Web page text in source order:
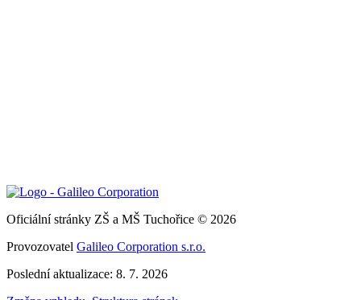
Oficiální stránky ZŠ a MŠ Tuchořice © 2026
Provozovatel Galileo Corporation s.r.o.
Poslední aktualizace: 8. 7. 2026